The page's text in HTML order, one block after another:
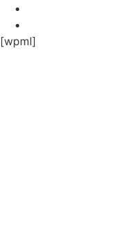
Zum
Inhalt
springen
[wpml]